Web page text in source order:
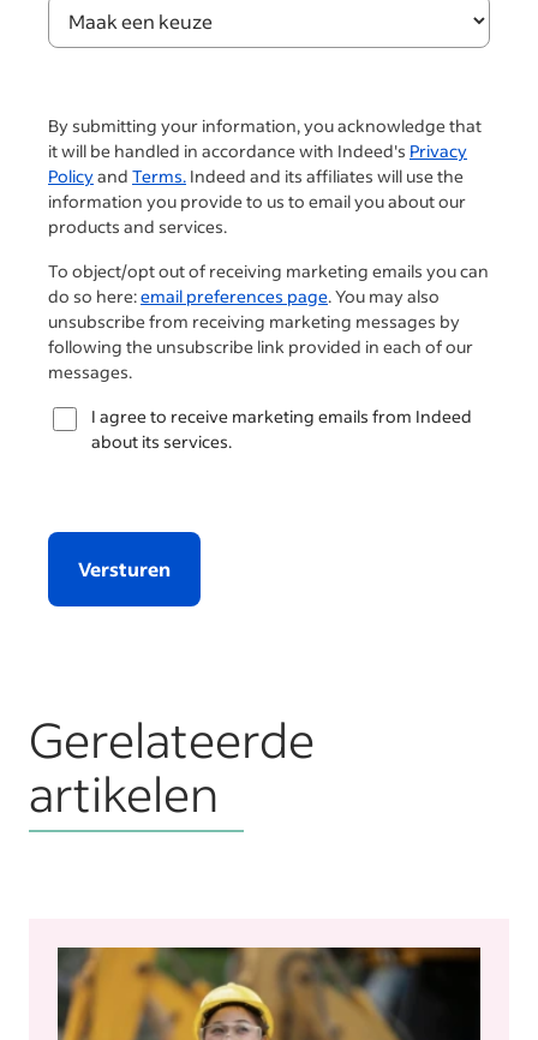
By submitting your information, you acknowledge that
it will be handled in accordance with Indeed's Privacy
Policyand Terms. Indeed and its affiliates will use the
information you provide to us to email you about our
products and services.
To object/opt out of receiving marketing emails you can
do so here:email preferences page. You may also
unsubscribe from receiving marketing messages by
following the unsubscribe link provided in each of our
messages.
I agree to receive marketing emails from Indeed
about its services.
Versturen
Gerelateerde
artikelen